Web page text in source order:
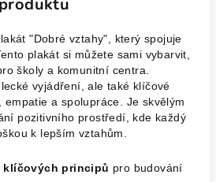
"Dobré vztahy", který spojuje
plakát si můžete sami vybarvit,
školy a komunitní centra.
vyjádření, ale také klíčové
empatie a spolupráce. Je skvělým
pozitivního prostředí, kde každý
k lepším vztahům.
klíčových principů pro budování